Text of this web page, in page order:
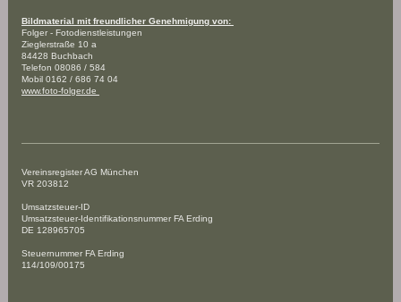
Bildmaterial mit freundlicher Genehmigung von:
Folger - Fotodienstleistungen
Zieglerstraße 10 a
84428 Buchbach
Telefon 08086 / 584
Mobil 0162 / 686 74 04
www.foto-folger.de
Vereinsregister AG München
VR 203812
Umsatzsteuer-ID
Umsatzsteuer-Identifikationsnummer FA Erding
DE 128965705
Steuernummer FA Erding
114/109/00175